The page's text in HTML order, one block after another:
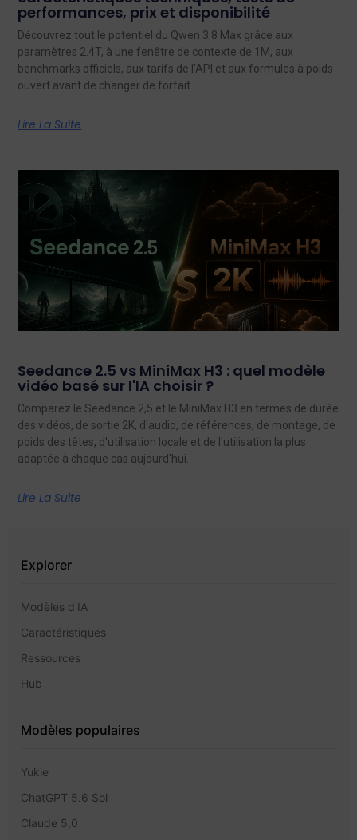
performances, prix et disponibilité
Découvrez tout le potentiel du Qwen 3.8 Max grâce aux
paramètres 2.4T, à une fenêtre de contexte de 1M, aux
benchmarks officiels, aux tarifs de l'API et aux formules à poids
ouvert avant de changer de forfait.
Lire La Suite
Seedance 2.5 vs MiniMax H3 : quel modèle
vidéo basé sur l'IA choisir ?
Comparez le Seedance 2,5 et le MiniMax H3 en termes de durée
des vidéos, de sortie 2K, d'audio, de références, de montage, de
poids des têtes, d'utilisation locale et de l'utilisation la plus
adaptée à chaque cas aujourd'hui.
Lire La Suite
Explorer
Modèles d'IA
Caractéristiques
Ressources
Hub
Modèles populaires
Yukie
ChatGPT 5.6 Sol
Claude 5,0